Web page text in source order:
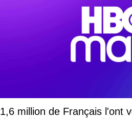
1,6 million de Français l'ont